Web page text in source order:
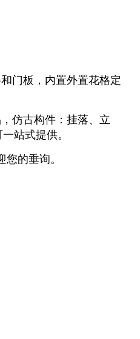
门板，内置外置花格定
仿古构件：挂落、立
站式提供。
的垂询。